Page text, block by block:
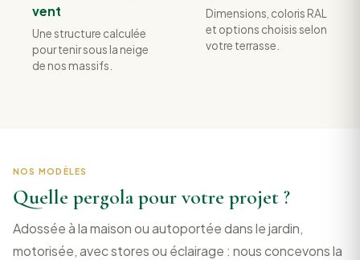
vent
Une structure calculée
pour tenir sous la neige
de nos massifs.
Dimensions, coloris RAL
et options choisis selon
votre terrasse.
NOS MODÈLES
Quelle pergola pour votre projet ?
Adossée à la maison ou autoportée dans le jardin,
motorisée, avec stores ou éclairage : nous concevons la